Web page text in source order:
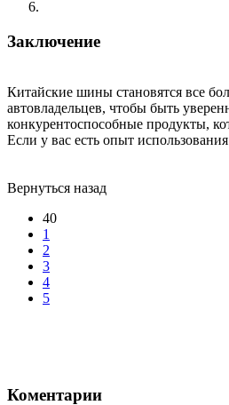
Заключение
Китайские шины становятся все
автовладельцев, чтобы быть
конкурентоспособные продукты,
Если у вас есть опыт
Вернуться назад
40
1
2
3
4
5
Коментарии